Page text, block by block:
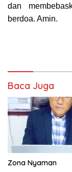
dan
berdoa. Amin.
Baca Juga
Zona Nyaman